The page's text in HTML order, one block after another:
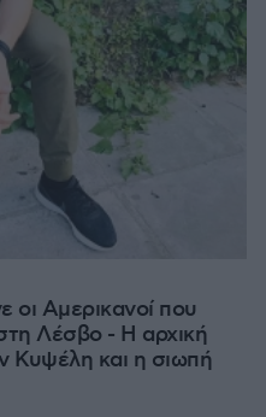
οι Αμερικανοί που
Λέσβο - Η αρχική
Κυψέλη και η σιωπή